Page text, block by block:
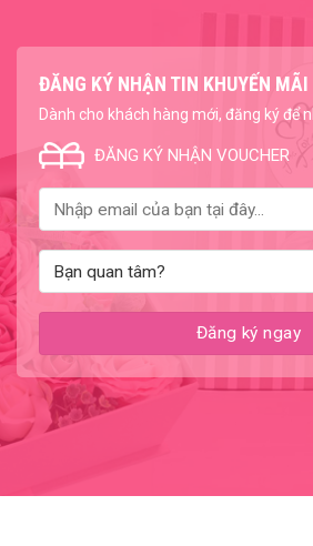
ĐĂNG KÝ NHẬN TIN KHUYẾN MÃI
Dành cho khách hàng mới, đăng ký để
ĐĂNG KÝ NHẬN VOUCHER